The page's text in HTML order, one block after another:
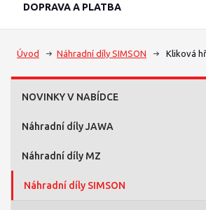
DOPRAVA A PLATBA
Úvod Náhradní díly SIMSON Kliková
NOVINKY V NABÍDCE
Náhradní díly JAWA
Náhradní díly MZ
Náhradní díly SIMSON